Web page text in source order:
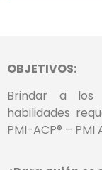
OBJETIVOS:
Brindar a los
habilidades
PMI-ACP® –